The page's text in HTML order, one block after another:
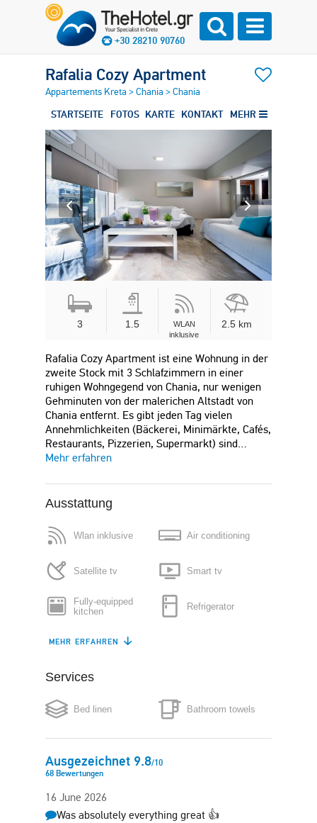
+30 28210 90760
Rafalia Cozy Apartment
Appartements Kreta >Chania >Chania
STARTSEITE FOTOS KARTE KONTAKT MEHR
3 1.5
WLAN
inklusive
2.5 km
Rafalia Cozy Apartment ist eine Wohnung in der
zweite Stock mit 3 Schlafzimmern in einer
ruhigen Wohngegend von Chania, nur wenigen
Gehminuten von der malerichen Altstadt von
Chania entfernt. Es gibt jeden Tag vielen
Annehmlichkeiten (Bäckerei, Minimärkte, Cafés,
Restaurants, Pizzerien, Supermarkt) sind…
Mehr erfahren
Ausstattung
Wlan inklusive Air conditioning
Satellite tv Smart tv
Fully-equipped
kitchen
Refrigerator
Coffee maker
Microwave
Iron Hair-dryer
MEHR ERFAHREN
Services
Bed linen Bathroom towels
Ausgezeichnet 9.8/10
68 Bewertungen
16 June 2026
Was absolutely everything great 👍️